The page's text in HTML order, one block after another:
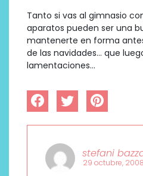
Tanto si vas al gimnasio
aparatos pueden ser una
mantenerte en forma
de las navidades… que
lamentaciones…
stefani
29 octubre,